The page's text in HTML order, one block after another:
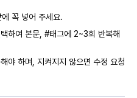
꼭 넣어 주세요.
하여 본문, #태그에 2~3회 반복해
야 하며, 지켜지지 않으면 수정 요청